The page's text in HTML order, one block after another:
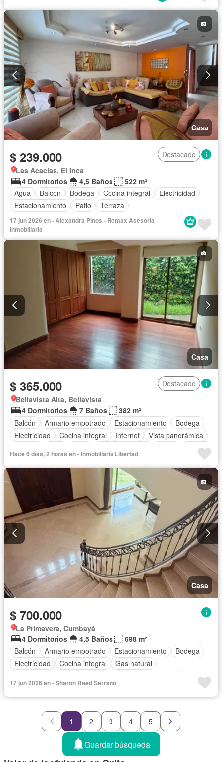
Casa
$ 239.000
Destacado
Las Acacias, El Inca
4 Dormitorios
4,5 Baños
522 m²
Agua
Balcón Bodega Cocina integral
Electricidad
Estacionamiento
Patio Terraza
17 jun 2026 en - Alexandra Pinos - Remax Asesoria
Inmobiliaria
Casa
$ 365.000
Destacado
Bellavista Alta, Bellavista
4 Dormitorios
7 Baños
382 m²
Balcón
Armario empotrado Estacionamiento
Bodega
Electricidad
Cocina integral Internet
Vista panorámica
Parrilla
Garita de guardianía
Ascensor Seguridad
Hace 6 días, 2 horas en - Inmobiliaria Libertad
Casa
$ 700.000
La Primavera, Cumbayá
4 Dormitorios
4,5 Baños
698 m²
Balcón
Armario empotrado Estacionamiento
Bodega
Electricidad
Cocina integral
Gas natural
Conserje
Acceso para personas con discapacidad
Jardín
Parrilla
Seguridad Cancha de tenis Sin amoblar
17 jun 2026 en - Sharon Reed Serrano
1 2 3 4 5
Guardar búsqueda